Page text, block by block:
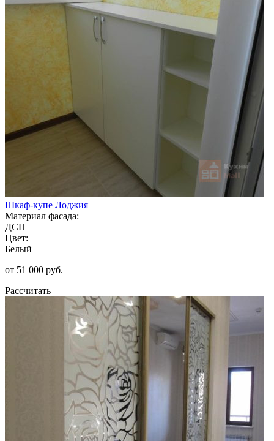
Шкаф-купе Лоджия
Материал фасада:
ДСП
Цвет:
Белый
от 51 000 руб.
Рассчитать